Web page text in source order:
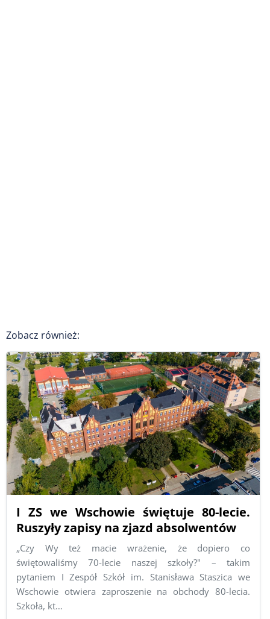
Zobacz również:
I ZS we Wschowie świętuje 80-lecie.
Ruszyły zapisy na zjazd absolwentów
„Czy Wy też macie wrażenie, że dopiero co
świętowaliśmy 70-lecie naszej szkoły?" – takim
pytaniem I Zespół Szkół im. Stanisława Staszica we
Wschowie otwiera zaproszenie na obchody 80-lecia.
Szkoła, kt…